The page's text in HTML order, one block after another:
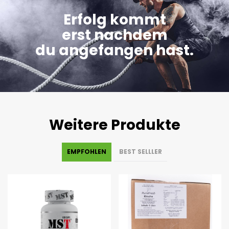
Erfolg kommt
erst nachdem
du angefangen hast.
Weitere Produkte
EMPFOHLEN BEST SELLLER